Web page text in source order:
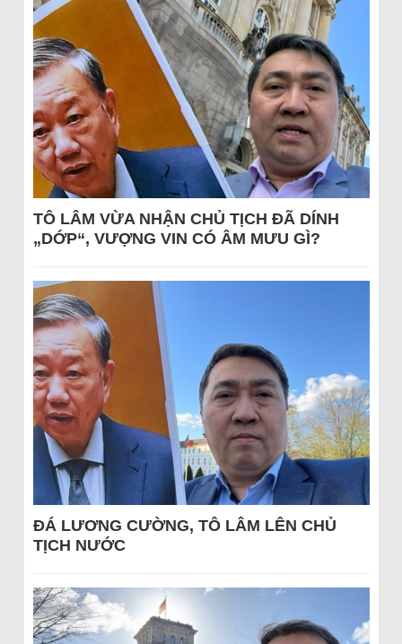
TÔ LÂM VỪA NHẬN CHỦ TỊCH ĐÃ DÍNH
„DỚP“, VƯỢNG VIN CÓ ÂM MƯU GÌ?
ĐÁ LƯƠNG CƯỜNG, TÔ LÂM LÊN CHỦ
TỊCH NƯỚC